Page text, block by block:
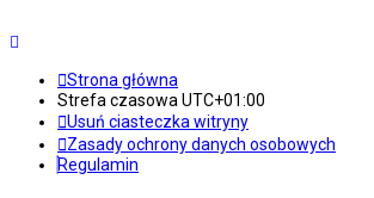
Strona główna
Strefa czasowa UTC+01:00
Usuń ciasteczka witryny
Zasady ochrony danych osobowych
Regulamin